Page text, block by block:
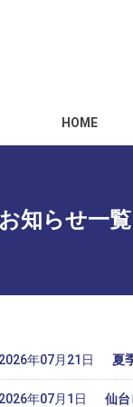
HOME
お知らせ一覧
2026年07月21日 夏
2026年07月1日 仙